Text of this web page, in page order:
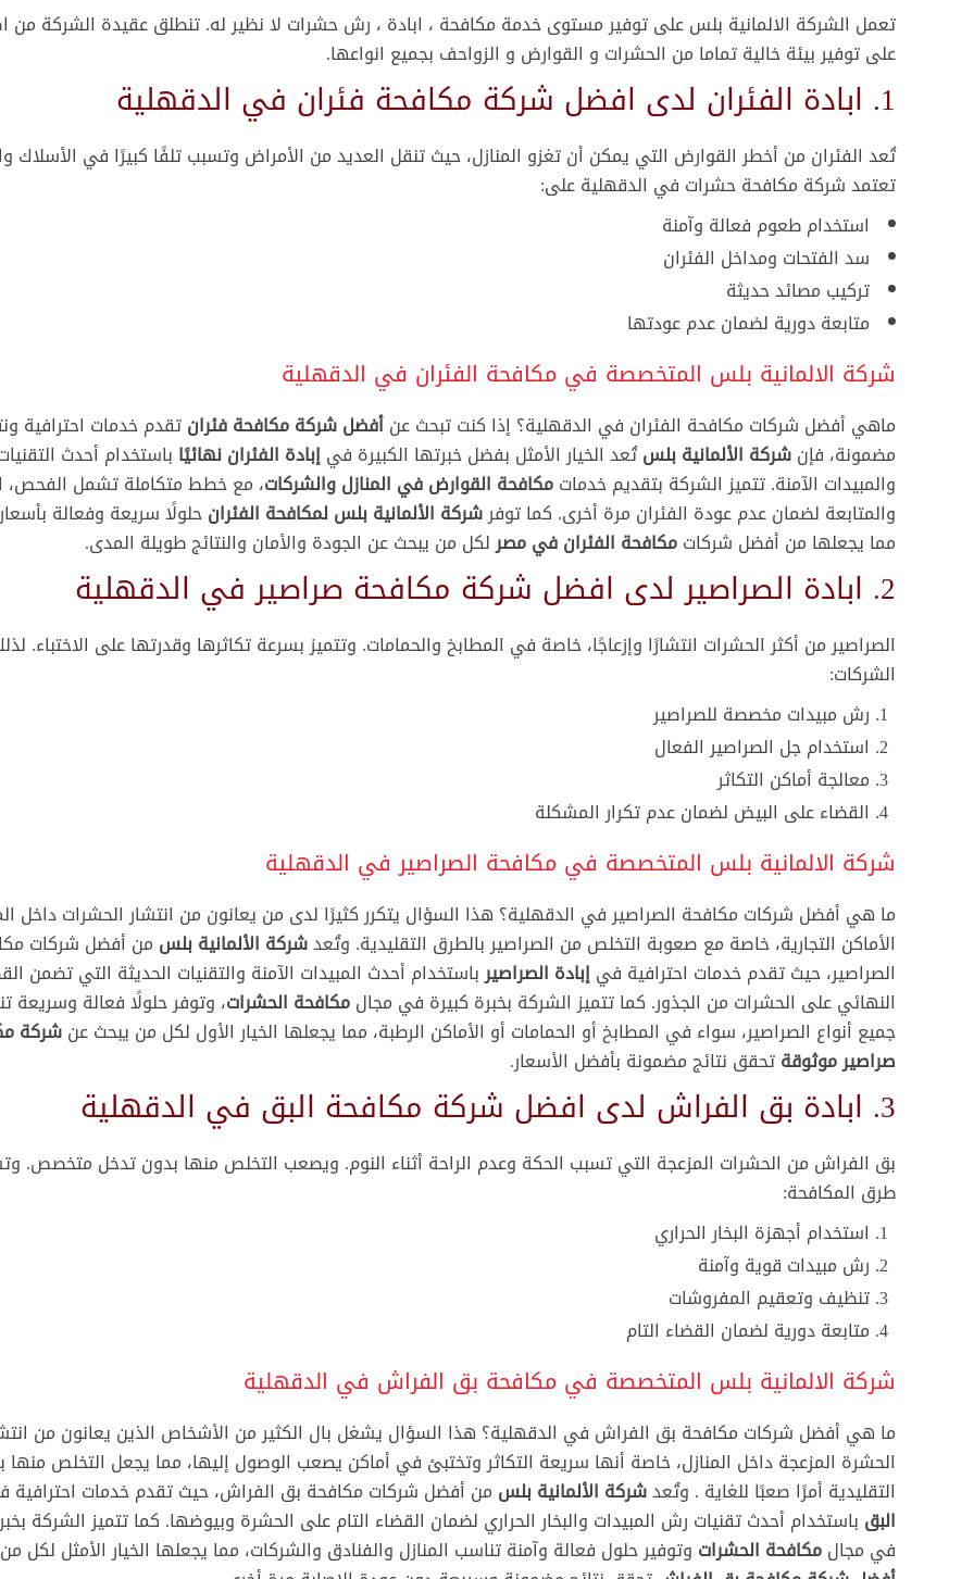
تعمل الشركة الالمانية بلس على توفير مستوى خدمة مكافحة ، ابادة ، رش حشرات لا نظير له. تنطلق عقيدة الشركة من
على توفير بيئة خالية تماما من الحشرات و القوارض و الزواحف بجميع انواعها.
1. ابادة الفئران لدى افضل شركة مكافحة فئران في الدقهلية
تُعد الفئران من أخطر القوارض التي يمكن أن تغزو المنازل، حيث تنقل العديد من الأمراض وتسبب تلفًا كبيرًا في الأسلاك
تعتمد شركة مكافحة حشرات في الدقهلية على:
استخدام طعوم فعالة وآمنة
سد الفتحات ومداخل الفئران
تركيب مصائد حديثة
متابعة دورية لضمان عدم عودتها
شركة الالمانية بلس المتخصصة في مكافحة الفئران في الدقهلية
ماهي أفضل شركات مكافحة الفئران في الدقهلية؟ إذا كنت تبحث عنأفضل شركة مكافحة فئرانتقدم خدمات احترافية
مضمونة، فإنشركة الألمانية بلستُعد الخيار الأمثل بفضل خبرتها الكبيرة فيإبادة الفئران نهائيًا باستخدام أحدث
والمبيدات الآمنة. تتميز الشركة بتقديم خدماتمكافحة القوارض في المنازل والشركات، مع خطط متكاملة تشمل الفحص،
والمتابعة لضمان عدم عودة الفئران مرة أخرى. كما توفرشركة الألمانية بلس لمكافحة الفئرانحلولًا سريعة وفعالة
مما يجعلها من أفضل شركاتمكافحة الفئران في مصرلكل من يبحث عن الجودة والأمان والنتائج طويلة المدى.
2. ابادة الصراصير لدى افضل شركة مكافحة صراصير في الدقهلية
الصراصير من أكثر الحشرات انتشارًا وإزعاجًا، خاصة في المطابخ والحمامات. وتتميز بسرعة تكاثرها وقدرتها على الاختباء.
الشركات:
رش مبيدات مخصصة للصراصير
استخدام جل الصراصير الفعال
معالجة أماكن التكاثر
القضاء على البيض لضمان عدم تكرار المشكلة
شركة الالمانية بلس المتخصصة في مكافحة الصراصير في الدقهلية
ما هي أفضل شركات مكافحة الصراصير في الدقهلية؟ هذا السؤال يتكرر كثيرًا لدى من يعانون من انتشار الحشرات داخل
الأماكن التجارية، خاصة مع صعوبة التخلص من الصراصير بالطرق التقليدية. وتُعدشركة الألمانية بلس من أفضل شركات
الصراصير، حيث تقدم خدمات احترافية فيإبادة الصراصيرباستخدام أحدث المبيدات الآمنة والتقنيات الحديثة التي تضمن
النهائي على الحشرات من الجذور. كما تتميز الشركة بخبرة كبيرة في مجالمكافحة الحشرات، وتوفر حلولًا فعالة وسريعة
جميع أنواع الصراصير، سواء في المطابخ أو الحمامات أو الأماكن الرطبة، مما يجعلها الخيار الأول لكل من يبحث عنشركة
صراصير موثوقةتحقق نتائج مضمونة بأفضل الأسعار.
3. ابادة بق الفراش لدى افضل شركة مكافحة البق في الدقهلية
بق الفراش من الحشرات المزعجة التي تسبب الحكة وعدم الراحة أثناء النوم. ويصعب التخلص منها بدون تدخل متخصص.
طرق المكافحة:
استخدام أجهزة البخار الحراري
رش مبيدات قوية وآمنة
تنظيف وتعقيم المفروشات
متابعة دورية لضمان القضاء التام
شركة الالمانية بلس المتخصصة في مكافحة بق الفراش في الدقهلية
ما هي أفضل شركات مكافحة بق الفراش في الدقهلية؟ هذا السؤال يشغل بال الكثير من الأشخاص الذين يعانون من
الحشرة المزعجة داخل المنازل، خاصة أنها سريعة التكاثر وتختبئ في أماكن يصعب الوصول إليها، مما يجعل التخلص منها
التقليدية أمرًا صعبًا للغاية . وتُعدشركة الألمانية بلس من أفضل شركات مكافحة بق الفراش، حيث تقدم خدمات احترافية
البق باستخدام أحدث تقنيات رش المبيدات والبخار الحراري لضمان القضاء التام على الحشرة وبيوضها. كما تتميز الشركة
في مجالمكافحة الحشرات وتوفير حلول فعالة وآمنة تناسب المنازل والفنادق والشركات، مما يجعلها الخيار الأمثل لكل
عن الشركة الالمانية بلس
تعد الشركة الالمانية بلس اكبر شركات ابادة الحشرات فى مصر
والشرق الاوسط غير ان جودة ما نقدمه من خدمات فى مجال
مكافحة الحشرات جعل شركتنا من انجح شركات ابادة واكثرها
شهرة فى المنطقة باكملها منصة منزلك
شركة مكافحة حشرات الرحاب
شركة مكافحة القوارض بالرحاب
شركة مكافحة الفئران فى الرحاب
شركة رش مبيدات حشرية بدون رائحة فى الرحاب
شركة مكافحة الصراصير الرحاب
شركة مكافحة حشرات الاسكندرية
شركة مكافحة القوارض الاسكندرية
شركة مكافحة الصراصير الاسكندرية
شركة رش مبيدات حشرية بدون رائحة في الاسكندرية
شركة الالمانية بلس افضل شركة مكافحة حشرات فى جميع
مدن مصر:
(الإسكندرية–الإسماعيلية–أسوان–أسيوط–الأقصر–البحر
الأحمر–البحيرة–بني سويف– بورسعيد
جنوب سيناء–الجيزة– الدقهلية –دمياط–سوهاج–السويس
–الشرقية–شمال سيناء–الغربية–الفيوم– القاهرة
خدماتنا
يوليو 28, 2026
شركة مكافحة القوارض
شركة مكافحة الفئران
شركة رش مبيدات حشرية بدون رائحة
شركة مكافحة الصراصير
—
شركة مكافحة حشرات مدينتي
شركة مكافحة القوارض مدينتي
افضل شركة مكافحة حشرات الرحاب
احسن شركة مكافحة حشرات الرحاب
ارخص شركة مكافحة حشرات الرحاب
ارقام شركات مكافحة حشرات الرحاب
شركة رش حشرات الرحاب
شركة ابادة حشرات الرحاب
أفضل شركة لرش المبيدات الحشرية الرحاب